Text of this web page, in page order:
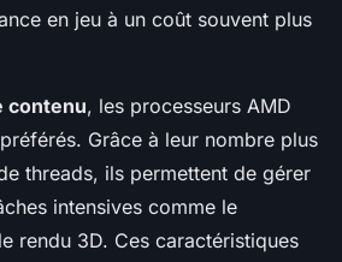
en jeu à un coût souvent plus
contenu, les processeurs AMD
Grâce à leur nombre plus
threads, ils permettent de gérer
intensives comme le
rendu 3D. Ces caractéristiques